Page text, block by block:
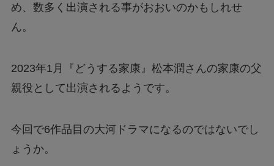
め、数多く出演される事がおおいのかもしれせ
ん。
2023年1月『どうする家康』松本潤さんの家康の父
親役として出演されるようです。
今回で6作品目の大河ドラマになるのではないでし
ょうか。